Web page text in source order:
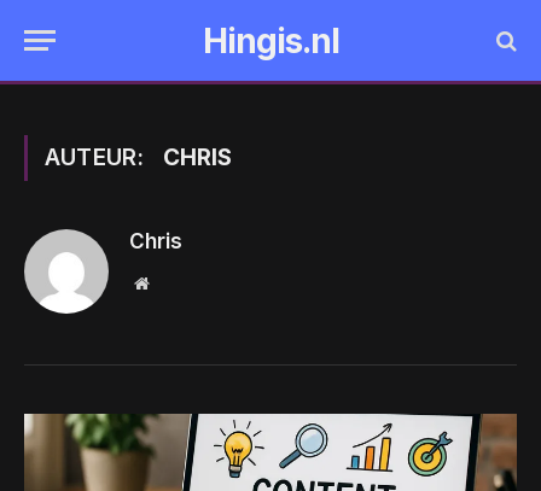
Hingis.nl
AUTEUR: CHRIS
Chris
Website